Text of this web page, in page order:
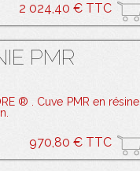
2 024,40 € TTC
PMR
® . Cuve PMR en résine
970,80 € TTC